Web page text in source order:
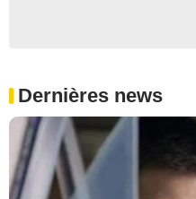
Dernières news